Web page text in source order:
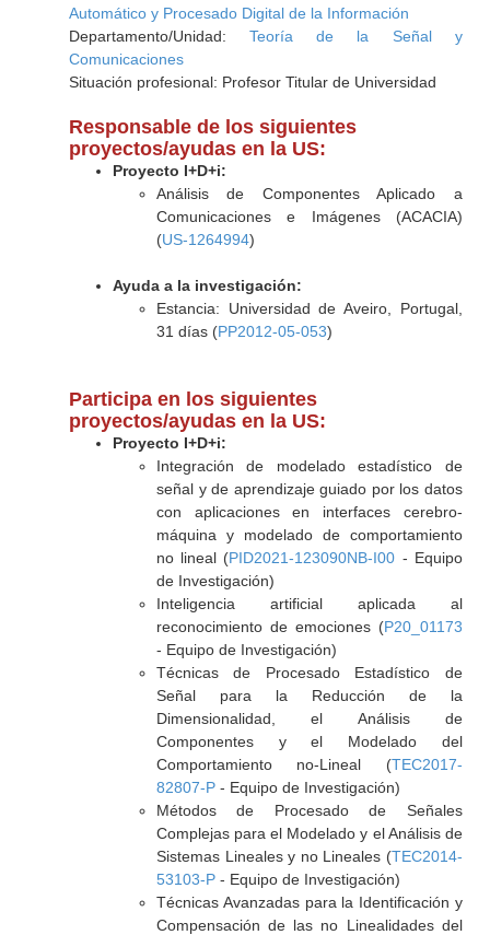
Automático y Procesado Digital de la Información
Departamento/Unidad:Teoría de la Señal y
Comunicaciones
Situación profesional: Profesor Titular de Universidad
Responsable de los siguientes
proyectos/ayudas en la US:
Proyecto I+D+i:
Análisis de Componentes Aplicado a
Comunicaciones e Imágenes (ACACIA)
(US-1264994)
Ayuda a la investigación:
Estancia: Universidad de Aveiro, Portugal,
31 días (PP2012-05-053)
Participa en los siguientes
proyectos/ayudas en la US:
Proyecto I+D+i:
Integración de modelado estadístico de
señal y de aprendizaje guiado por los datos
con aplicaciones en interfaces cerebro-
máquina y modelado de comportamiento
no lineal (PID2021-123090NB-I00 - Equipo
de Investigación)
Inteligencia artificial aplicada al
reconocimiento de emociones (P20_01173
- Equipo de Investigación)
Técnicas de Procesado Estadístico de
Señal para la Reducción de la
Dimensionalidad, el Análisis de
Componentes y el Modelado del
Comportamiento no-Lineal (TEC2017-
82807-P- Equipo de Investigación)
Métodos de Procesado de Señales
Complejas para el Modelado y el Análisis de
Sistemas Lineales y no Lineales (TEC2014-
53103-P- Equipo de Investigación)
Técnicas Avanzadas para la Identificación y
Compensación de las no Linealidades del